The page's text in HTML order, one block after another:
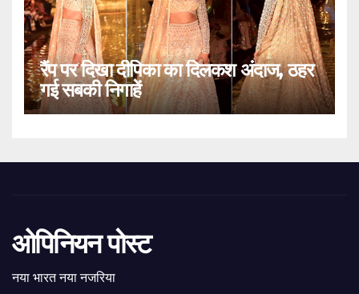
रैंप पर दिखा दीपिका का दिलकश अंदाज, ठहर
गई सबकी निगाहें
ओपिनियन पोस्ट
नया भारत नया नजरिया